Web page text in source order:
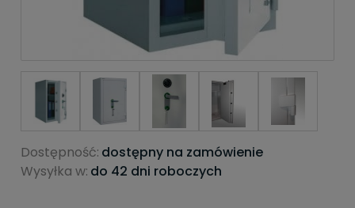
Dostępność: dostępny na zamówienie
Wysyłka w: do 42 dni roboczych